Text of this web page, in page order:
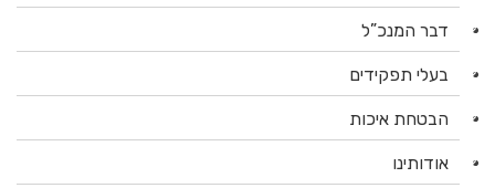
דבר המנכ”ל
בעלי תפקידים
הבטחת איכות
אודותינו